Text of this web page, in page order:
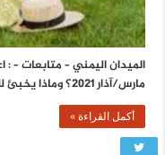
مارس/آذار 2021؟ وماذا يخبئ لك برجكِ في …
أكمل القراءة »